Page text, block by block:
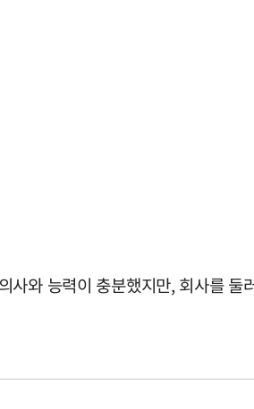
사와 능력이 충분했지만, 회사를